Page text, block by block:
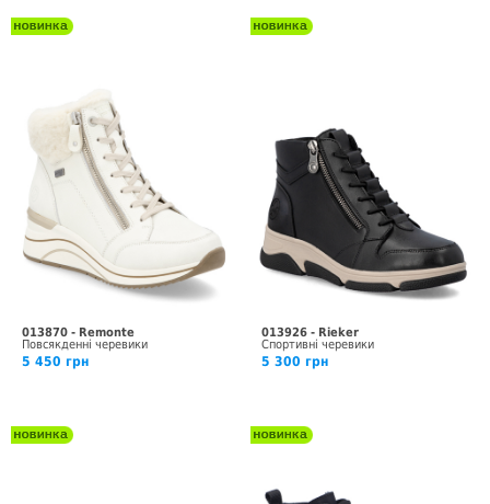
013870 - Remonte
Повсякденні черевики
5 450 грн
013926 - Rieker
Спортивні черевики
5 300 грн